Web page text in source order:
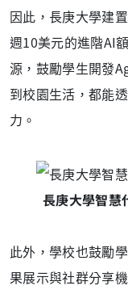
因此，長庚大學建
週10美元的進階AI
源，鼓勵學生開發
到校園生活，都能
力。
長庚大學智慧
此外，學校也鼓勵
果展示與社群分享